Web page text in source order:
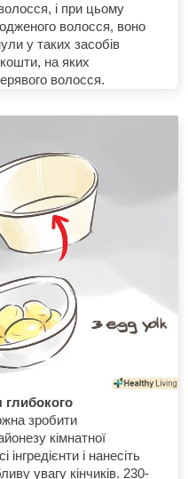
і при цьому
волосся, воно
у таких засобів
кошти, на яких
волосся.
глибокого
зробити
кімнатної
і нанесіть
увагу кінчиків. 230-